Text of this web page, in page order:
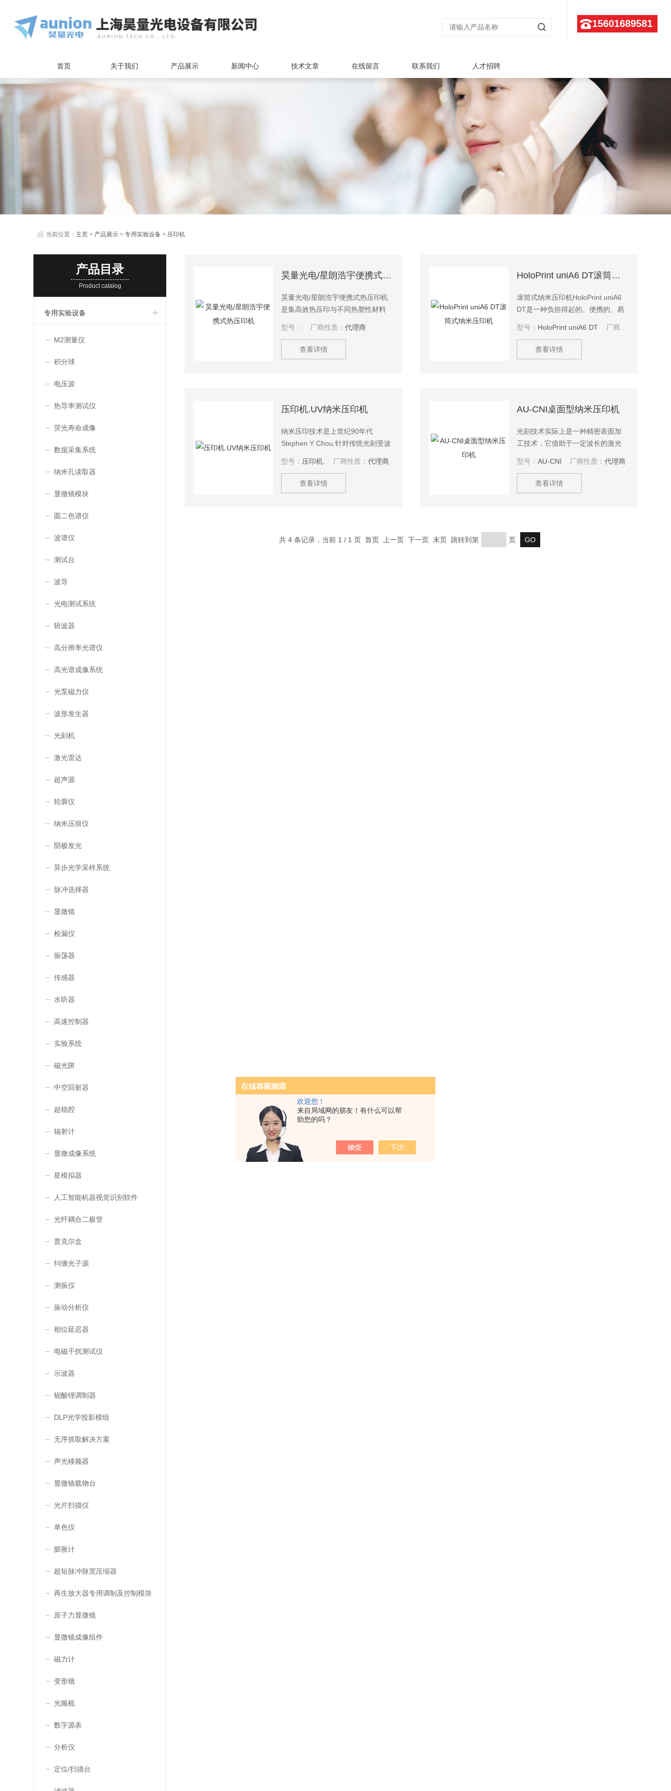
欢迎您！
来自局域网的朋友！有什么可以帮
助您的吗？
15601689581
首页 关于我们 产品展示 新闻中心 技术文章 在线留言 联系我们 人才招聘
当前位置： 主页 > 产品展示 >专用实验设备 > 压印机
产品目录
Product catalog
专用实验设备
M2测量仪
积分球
电压源
热导率测试仪
荧光寿命成像
数据采集系统
纳米孔读取器
显微镜模块
圆二色谱仪
波谱仪
测试台
波导
光电测试系统
斩波器
高分辨率光谱仪
高光谱成像系统
光泵磁力仪
波形发生器
光刻机
激光雷达
超声源
轮廓仪
纳米压痕仪
阴极发光
异步光学采样系统
脉冲选择器
显微镜
检漏仪
振荡器
传感器
水听器
高速控制器
实验系统
磁光阱
中空回射器
超稳腔
辐射计
显微成像系统
星模拟器
人工智能机器视觉识别软件
光纤耦合二极管
普克尔盒
纠缠光子源
测振仪
振动分析仪
相位延迟器
电磁干扰测试仪
示波器
铌酸锂调制器
DLP光学投影模组
无序抓取解决方案
声光移频器
显微镜载物台
光片扫描仪
单色仪
膨胀计
超短脉冲脉宽压缩器
再生放大器专用调制及控制模块
原子力显微镜
显微镜成像组件
磁力计
变形镜
光频梳
数字源表
分析仪
定位/扫描台
昊量光电/星朗浩宇便携式热压印机
昊量光电/星朗浩宇便携式热压印机
是集高效热压印与不同热塑性材料
需电力驱动，无需气动/液压泵。该
系统可快速在低熔点聚合物上成型
出微结构，适用于微流体芯片制造
型号： 厂商性质：代理商
查看详情
HoloPrint uniA6 DT滚筒式纳米压印机
滚筒式纳米压印机HoloPrint uniA6
DT是一种负担得起的、便携的、易
度的纳米压印光刻工作。这款压印
机是快速成型、测试和表征结构性
能、光固化树脂和印迹材料设备。
自身的保护环境中工作，因此，洁
方。
型号： HoloPrint uniA6 DT 厂商性质：
查看详情
压印机.UV纳米压印机
纳米压印技术是上世纪90年代
Stephen Y Chou,针对传统光刻受波
种技术。它的原理是：将具有纳米
结构的模板通过一定压力，压入加
热的熔融的高分子薄膜内，待高分
到基底上。UV纳米压印机
型号： 压印机. 厂商性质：代理商
查看详情
AU-CNI桌面型纳米压印机
光刻技术实际上是一种精密表面加
工技术，它借助于一定波长的激光
技术把设计的微纳图案转移到硅基
板上。但是随着集成电路功能和密
度的提升传统的光刻技术已经难以
限和克服高成本的限制，一种操作
型号：AU-CNI 厂商性质：代理商
查看详情
共 4 条记录，当前 1 / 1 页 首页 上一页 下一页 末页 跳转到第 页